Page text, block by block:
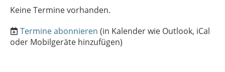
Keine Termine vorhanden.
Termine abonnieren (in Kalender wie Outlook, iCal
oder Mobilgeräte hinzufügen)